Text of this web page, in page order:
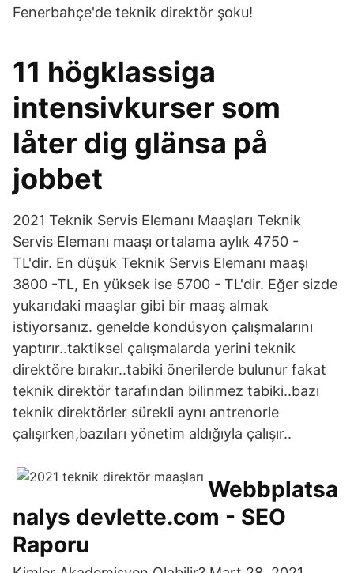
Fenerbahçe'de teknik direktör şoku!
11 högklassiga
intensivkurser som
låter dig glänsa på
jobbet
2021 Teknik Servis Elemanı Maaşları Teknik
Servis Elemanı maaşı ortalama aylık 4750 -
TL'dir. En düşük Teknik Servis Elemanı maaşı
3800 -TL, En yüksek ise 5700 - TL'dir. Eğer sizde
yukarıdaki maaşlar gibi bir maaş almak
istiyorsanız. genelde kondüsyon çalışmalarını
yaptırır..taktiksel çalışmalarda yerini teknik
direktöre bırakır..tabiki önerilerde bulunur fakat
teknik direktör tarafından bilinmez tabiki..bazı
teknik direktörler sürekli aynı antrenorle
çalışırken,bazıları yönetim aldığıyla çalışır..
Webbplatsa
nalys devlette.com - SEO
Raporu